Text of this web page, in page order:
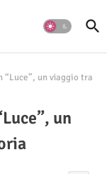
“Luce”, un viaggio tra
un